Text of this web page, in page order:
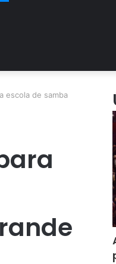
escola de samba